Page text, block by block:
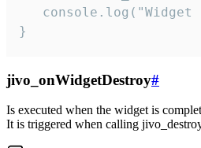
console.log("Widget
}
jivo_onWidgetDestroy#
Is executed when the widget is
It is triggered when calling